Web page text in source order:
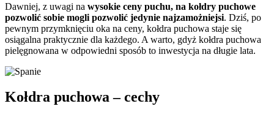
Dawniej, z uwagi na wysokie ceny puchu, na kołdry puchowe
pozwolić sobie mogli pozwolić jedynie najzamożniejsi. Dziś, po
pewnym przymknięciu oka na ceny, kołdra puchowa staje się
osiągalna praktycznie dla każdego. A warto, gdyż kołdra puchowa
pielęgnowana w odpowiedni sposób to inwestycja na długie lata.
Kołdra puchowa – cechy